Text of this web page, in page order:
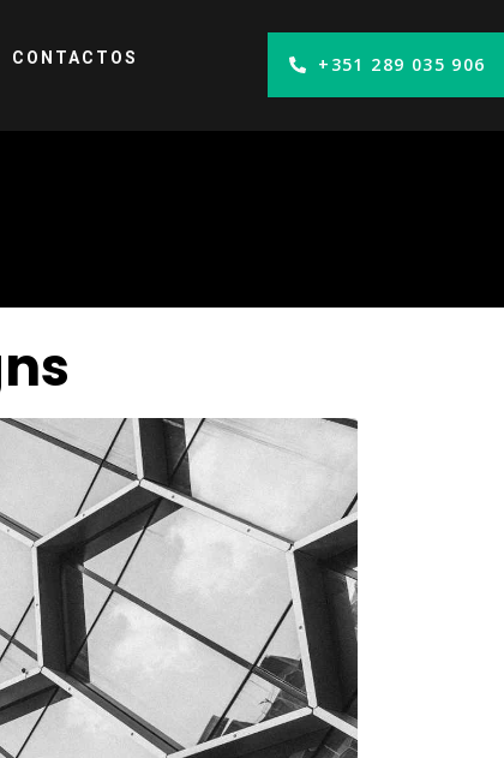
CONTACTOS +351 289 035 906